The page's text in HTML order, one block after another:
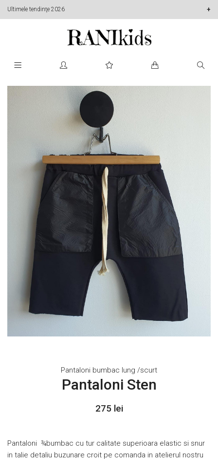
Ultimele tendinţe 2026
Pantaloni bumbac lung /scurt
Pantaloni Sten
275 lei
Pantaloni ¾bumbac cu tur calitate superioara elastic si snur
in talie detaliu buzunare croit pe comanda in atelierul nostru